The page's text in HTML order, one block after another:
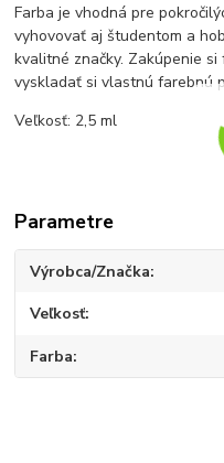
Farba je vhodná pre
vyhovovať aj študentom a
kvalitné značky. Zakúpenie
vyskladať si vlastnú farebnú
Veľkosť: 2,5 ml
Parametre
Výrobca/Značka
Veľkosť
Farba